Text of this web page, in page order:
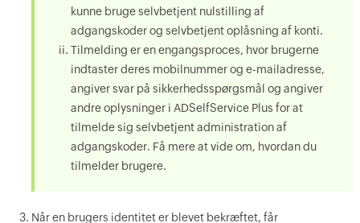
kunne bruge selvbetjent nulstilling af
adgangskoder og selvbetjent oplåsning af konti.
Tilmelding er en engangsproces, hvor brugerne
indtaster deres mobilnummer og e-mailadresse,
angiver svar på sikkerhedsspørgsmål og angiver
andre oplysninger i ADSelfService Plus for at
tilmelde sig selvbetjent administration af
adgangskoder. Få mere at vide om, hvordan du
tilmelder brugere.
Når en brugers identitet er blevet bekræftet, får